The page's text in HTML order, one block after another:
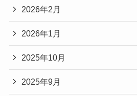
2026年2月
2026年1月
2025年10月
2025年9月